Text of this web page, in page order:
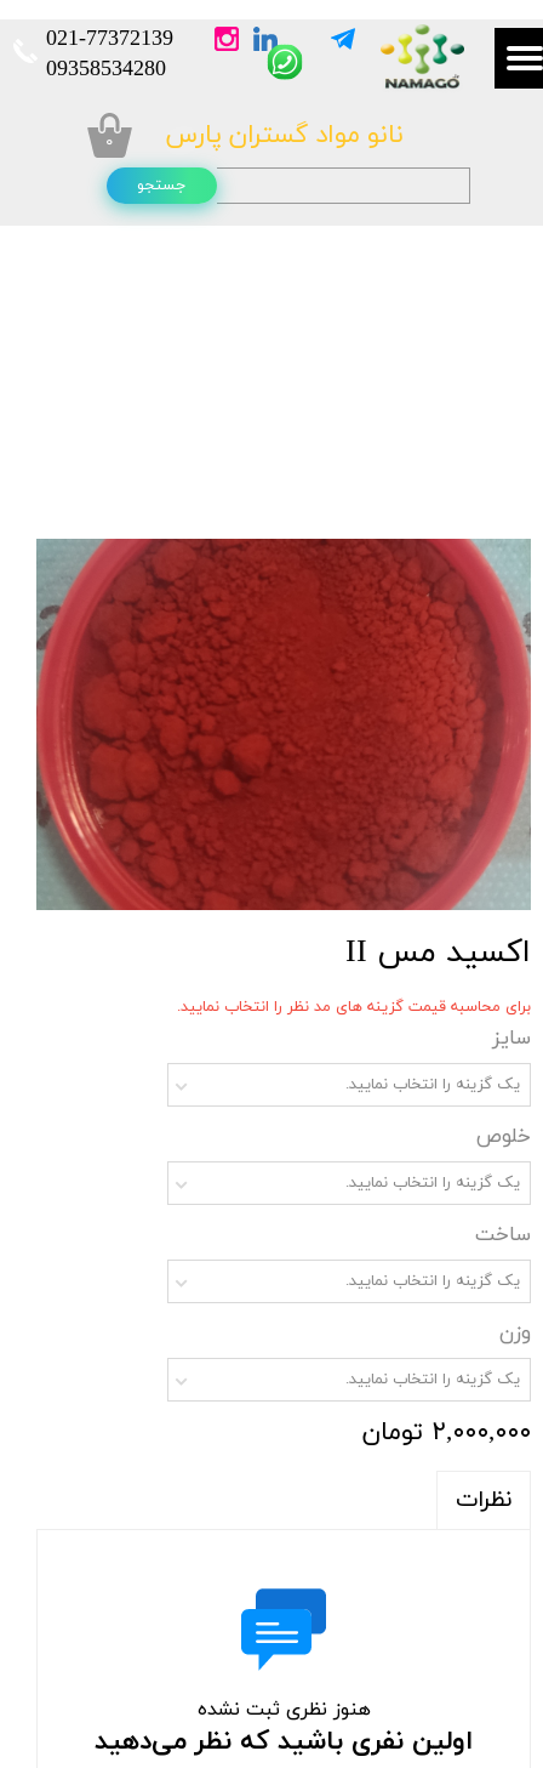
نانو مواد گستران پارس
021-77372139​​​​​​​
​​​​​​​09358534280
جستجو
۰
اکسید مس II
۲,۰۰۰,۰۰۰ تومان
برای محاسبه قیمت گزینه های مد نظر را انتخاب نمایید.
سایز
یک گزینه را انتخاب نمایید.
خلوص
یک گزینه را انتخاب نمایید.
ساخت
یک گزینه را انتخاب نمایید.
وزن
یک گزینه را انتخاب نمایید.
نظرات
هنوز نظری ثبت نشده
اولین نفری باشید که نظر می‌دهید